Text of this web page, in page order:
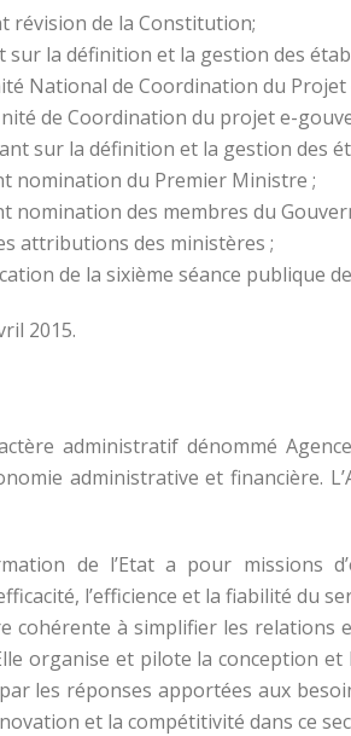
révision de la Constitution;
la définition et la gestion des
National de Coordination du
de Coordination du projet e-
sur la définition et la gestion des
nomination du Premier Ministre ;
nomination des membres du
attributions des ministères ;
de la sixième séance publique
2015.
administratif dénommé
administrative et financière.
de l’Etat a pour missions
l’efficience et la fiabilité du
cohérente à simplifier les
organise et pilote la conception
les réponses apportées aux
et la compétitivité dans ce